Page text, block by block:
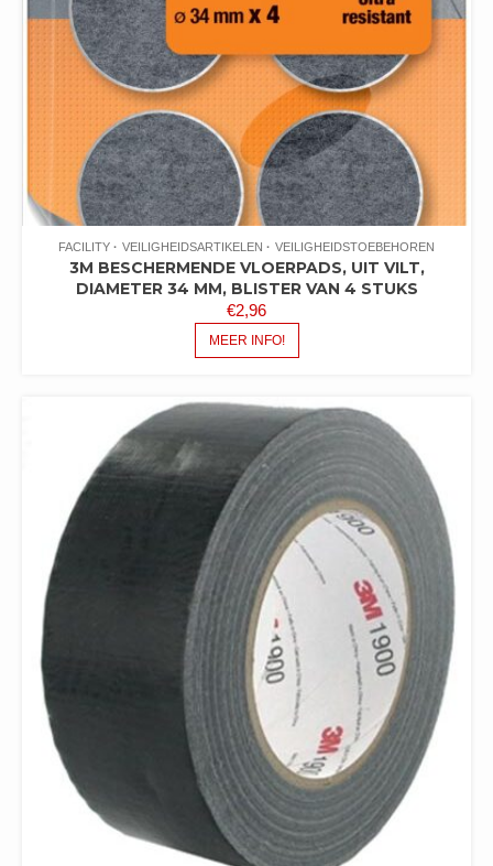
FACILITY VEILIGHEIDSARTIKELEN VEILIGHEIDSTOEBEHOREN
3M BESCHERMENDE VLOERPADS, UIT VILT,
DIAMETER 34 MM, BLISTER VAN 4 STUKS
€2,96
MEER INFO!